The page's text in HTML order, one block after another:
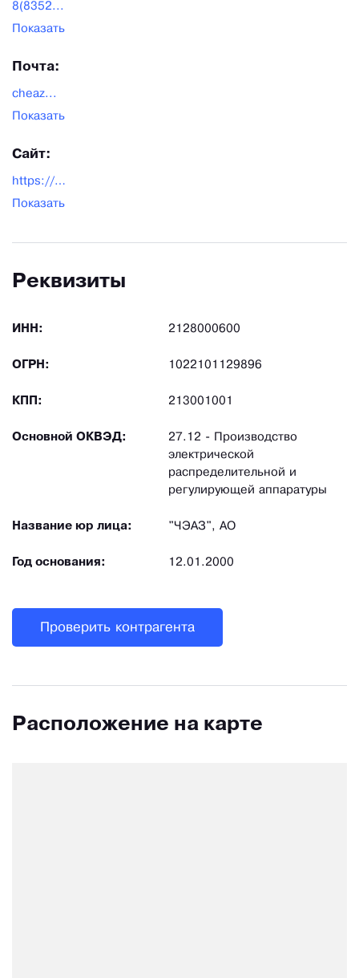
8(8352...
Показать
Почта:
cheaz...
Показать
Сайт:
https://www.cheaz.ru/
Показать
Реквизиты
ИНН: 2128000600
ОГРН: 1022101129896
КПП: 213001001
Основной ОКВЭД:
27.12 - Производство
электрической
распределительной и
регулирующей аппаратуры
Название юр лица: "ЧЭАЗ", АО
Год основания: 12.01.2000
Проверить контрагента
Расположение на карте